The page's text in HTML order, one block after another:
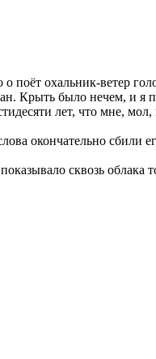
поёт охальник-ветер
Крыть было нечем, и я
лет, что мне,
окончательно сбили
сквозь облака